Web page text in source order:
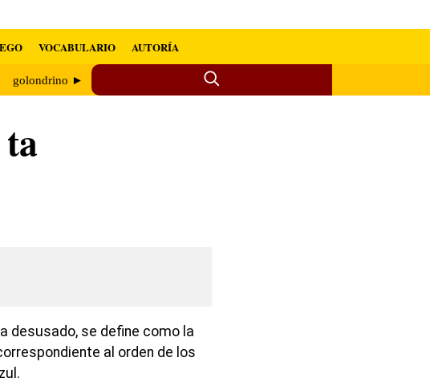
VOCABULARIO AUTORÍA
golondrino ►
desusado, se define como la
al orden de los